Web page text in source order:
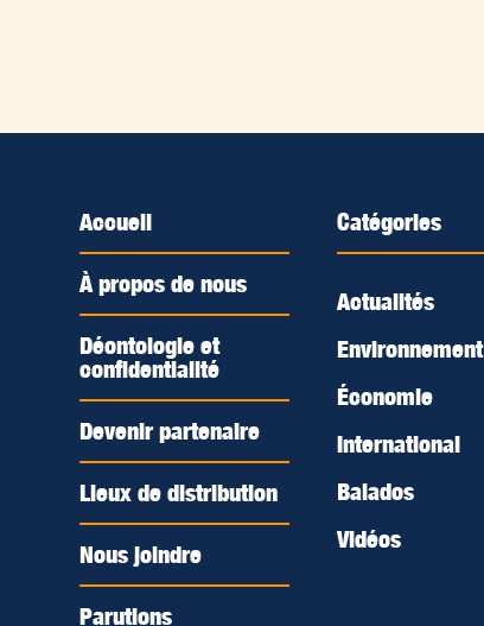
Accueil
À propos de nous
Déontologie et
confidentialité
Devenir partenaire
Lieux de distribution
Nous joindre
Parutions
Catégories
Actualités
Environnement
Économie
International
Balados
Vidéos